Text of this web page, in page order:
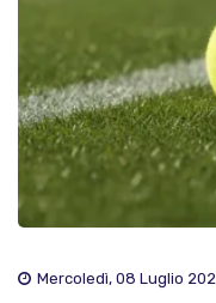
Mercoledì, 08 Luglio